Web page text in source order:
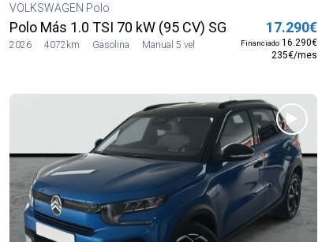
5 vel.
VOLKSWAGEN Polo
Polo Más 1.0 TSI 70 kW (95 CV) SG5
2026 4072km Gasolina Manual 5 vel
17.290€
Financiado16.290€
235€/mes